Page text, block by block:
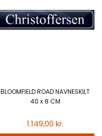
BLOOMFIELD ROAD NAVNESKILT
40 x 8 CM
1.149,00 kr.